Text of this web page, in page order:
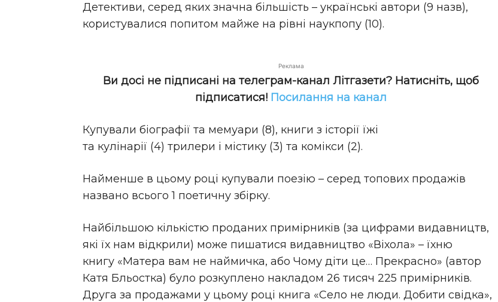
Детективи, серед яких значна більшість – українські автори (9 назв),
користувалися попитом майже на рівні наукпопу (10).
Реклама
Ви досі не підписані на телеграм-канал Літгазети? Натисніть, щоб
підписатися! Посилання на канал
Купували біографії та мемуари (8), книги з історії їжі
та кулінарії (4) трилери і містику (3) та комікси (2).
Найменше в цьому році купували поезію – серед топових продажів
названо всього 1 поетичну збірку.
Найбільшою кількістю проданих примірників (за цифрами видавництв,
які їх нам відкрили) може пишатися видавництво «Віхола» – їхню
книгу «Матера вам не наймичка, або Чому діти це… Прекрасно» (автор
Катя Бльостка) було розкуплено накладом 26 тисяч 225 примірників.
Друга за продажами у цьому році книга «Село не люди. Добити свідка»,